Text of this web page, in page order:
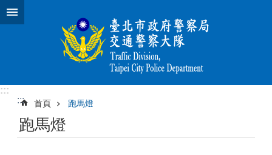
跳到主要內容區塊
:::
:::
首頁 跑馬燈
跑馬燈